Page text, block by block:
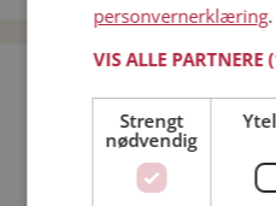
Jeg er en:
personvernerklæring.
VIS ALLE PARTNERE
Strengt
nødvendig